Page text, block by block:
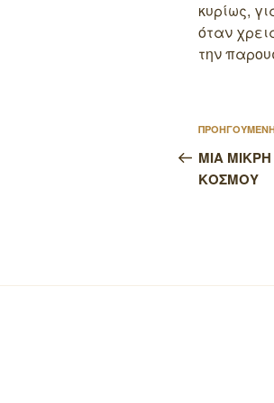
κυρίως,
όταν
την
άρθρο
ΜΙΑ
ΚΟΣΜΟΥ